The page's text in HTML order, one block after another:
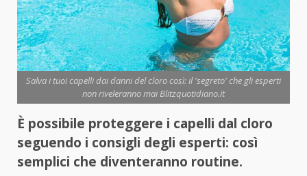
Salva i tuoi capelli dai danni del cloro così: il 'segreto' che gli esperti
non riveleranno mai Blitzquotidiano.it
È possibile proteggere i capelli dal cloro
seguendo i consigli degli esperti: così
semplici che diventeranno routine.